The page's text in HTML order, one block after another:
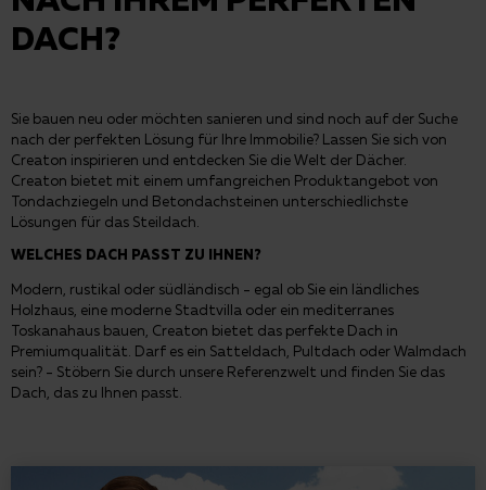
DACH?
Sie bauen neu oder möchten sanieren und sind noch auf der Suche
nach der perfekten Lösung für Ihre Immobilie? Lassen Sie sich von
Creaton inspirieren und entdecken Sie die Welt der Dächer.
Creaton bietet mit einem umfangreichen Produktangebot von
Tondachziegeln und Betondachsteinen unterschiedlichste
Lösungen für das Steildach.
WELCHES DACH PASST ZU IHNEN?
Modern, rustikal oder südländisch - egal ob Sie ein ländliches
Holzhaus, eine moderne Stadtvilla oder ein mediterranes
Toskanahaus bauen, Creaton bietet das perfekte Dach in
Premiumqualität. Darf es ein Satteldach, Pultdach oder Walmdach
sein? - Stöbern Sie durch unsere Referenzwelt und finden Sie das
Dach, das zu Ihnen passt.